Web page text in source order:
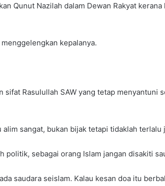
Qunut Nazilah dalam Dewan Rakyat
kepalanya.
sifat Rasulullah SAW yang tetap
alim sangat, bukan bijak tetapi tidaklah terlalu
sebagai orang Islam jangan disakiti
saudara seislam. Kalau kesan doa itu